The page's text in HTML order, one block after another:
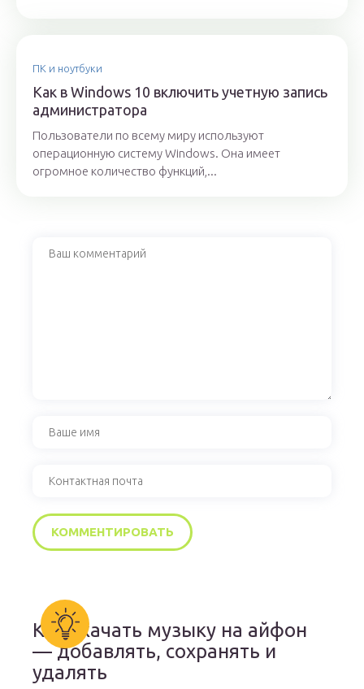
ПК и ноутбуки
Как в Windows 10 включить учетную запись
администратора
Пользователи по всему миру используют
операционную систему Windows. Она имеет
огромное количество функций,...
Как скачать музыку на айфон
— добавлять, сохранять и
удалять